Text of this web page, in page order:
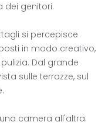
dei genitori.
si percepisce
in modo creativo,
Dal grande
sulle terrazze, sul
camera all'altra.